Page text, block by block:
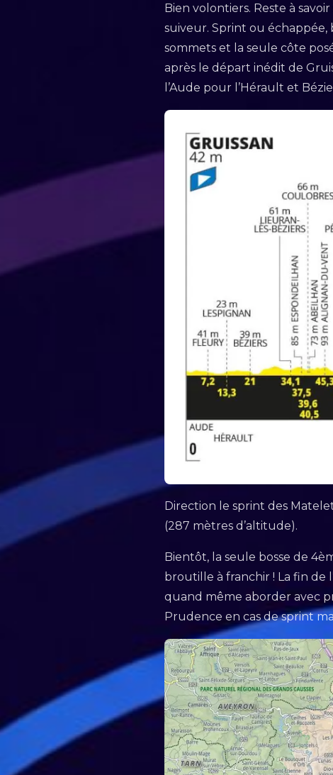
Bien volontiers. Reste à
suiveur. Sprint ou échappée,
sommets et la seule côte
après le départ inédit de
l’Aude pour l’Hérault et
Direction le sprint des
(287 mètres d’altitude).
Bientôt, la seule bosse de
broutille à franchir ! La fin de
quand même aborder avec
Prudence en cas de sprint